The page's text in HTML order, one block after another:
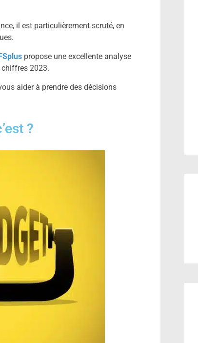
il est particulièrement scruté, en
propose une excellente analyse
2023.
aider à prendre des décisions
?